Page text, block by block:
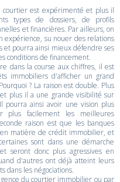
est expérimenté et plus il
types de dossiers, de profils
et financières. Par ailleurs, on
expérience, su nouer des relations
et pourra ainsi mieux défendre ses
conditions de financement.
dans la course aux chiffres, il est
immobiliers d'afficher un grand
? La raison est double. Plus
plus il a une grande visibilité sur
pourra ainsi avoir une vision plus
plus facilement les meilleures
raison est que les banques
matière de crédit immobilier, et
sont dans une démarche
seront donc plus agressives en
d'autres ont déjà atteint leurs
dans les négociations.
du courtier immobilier ou par